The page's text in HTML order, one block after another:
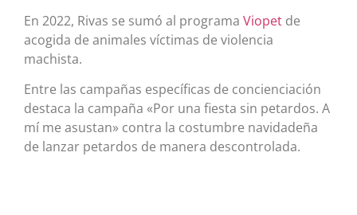
En 2022, Rivas se sumó al programa Viopet de
acogida de animales víctimas de violencia
machista.
Entre las campañas específicas de concienciación
destaca la campaña «Por una fiesta sin petardos. A
mí me asustan» contra la costumbre navidadeña
de lanzar petardos de manera descontrolada.